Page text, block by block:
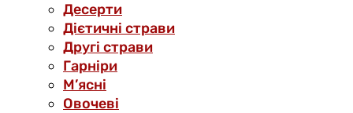
Десерти
Дієтичні страви
Другі страви
Гарніри
М’ясні
Овочеві